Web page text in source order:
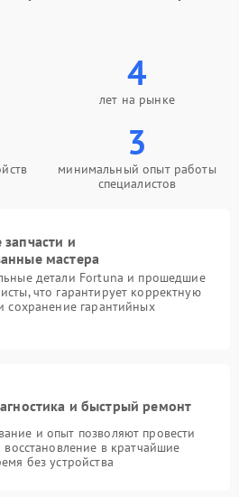
4
лет на рынке
3
минимальный опыт работы
специалистов
и
мастера
детали Fortuna и прошедшие
что гарантирует корректную
сохранение гарантийных
и быстрый ремонт
и опыт позволяют провести
восстановление в кратчайшие
без устройства